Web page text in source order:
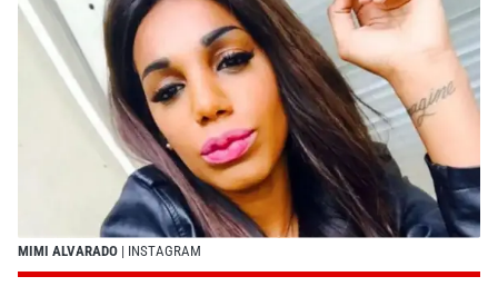
MIMI ALVARADO | INSTAGRAM